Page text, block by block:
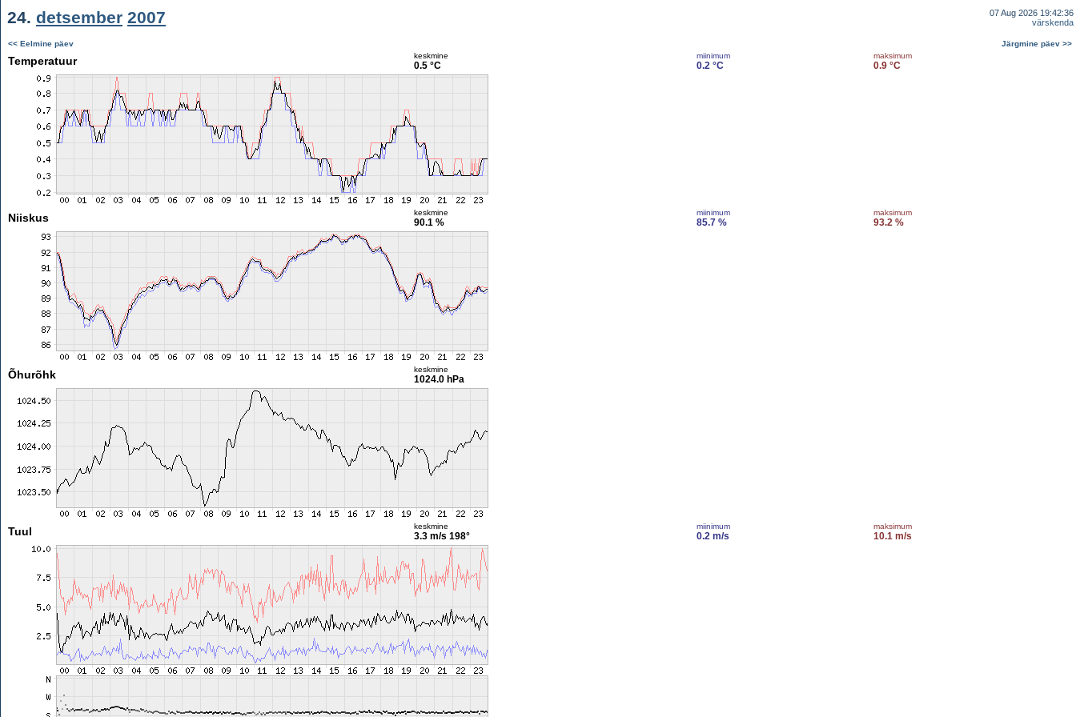
24. detsember 2007
07 Aug 2026 19:42:36
värskenda
<< Eelmine päev Järgmine päev >>
Temperatuur keskmine
0.5 °C
miinimum
0.2 °C
maksimum
0.9 °C
Niiskus keskmine
90.1 %
miinimum
85.7 %
maksimum
93.2 %
Õhurõhk keskmine
1024.0 hPa
Tuul keskmine
3.3 m/s 198°
miinimum
0.2 m/s
maksimum
10.1 m/s